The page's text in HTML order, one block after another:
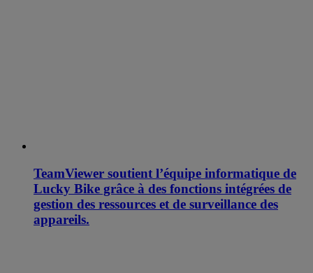
TeamViewer soutient l’équipe informatique de
Lucky Bike grâce à des fonctions intégrées de
gestion des ressources et de surveillance des
appareils.